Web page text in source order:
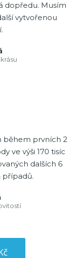
dopředu. Musím
vytvořenou
během prvních 2
ve výši 170 tisíc
dalších 6